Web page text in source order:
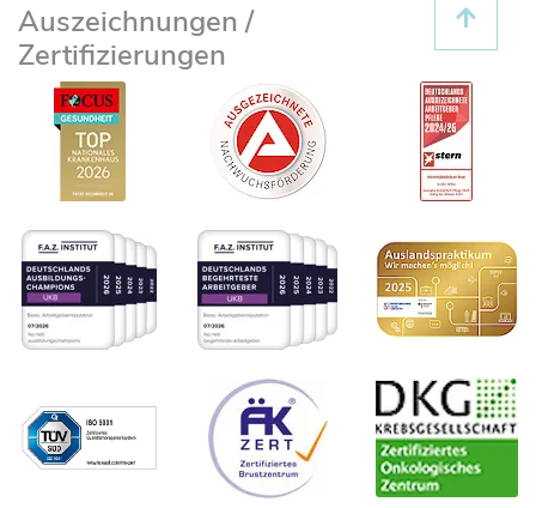
Auszeichnungen /
Zertifizierungen